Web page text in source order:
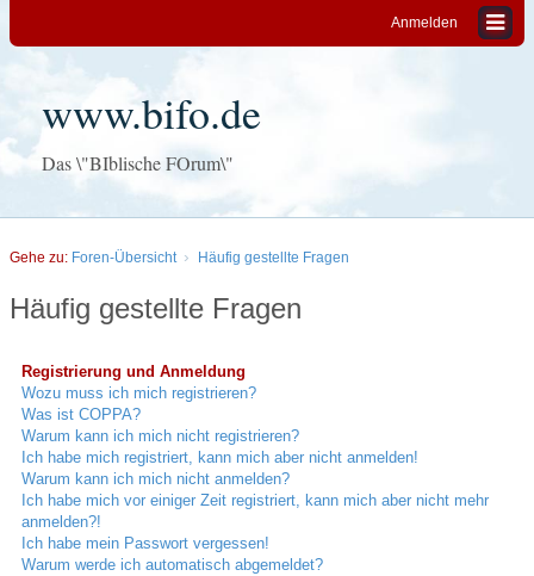
Anmelden
www.bifo.de
Das \"BIblische FOrum\"
Gehe zu: Foren-Übersicht Häufig gestellte Fragen
Häufig gestellte Fragen
Registrierung und Anmeldung
Wozu muss ich mich registrieren?
Was ist COPPA?
Warum kann ich mich nicht registrieren?
Ich habe mich registriert, kann mich aber nicht anmelden!
Warum kann ich mich nicht anmelden?
Ich habe mich vor einiger Zeit registriert, kann mich aber nicht mehr
anmelden?!
Ich habe mein Passwort vergessen!
Warum werde ich automatisch abgemeldet?